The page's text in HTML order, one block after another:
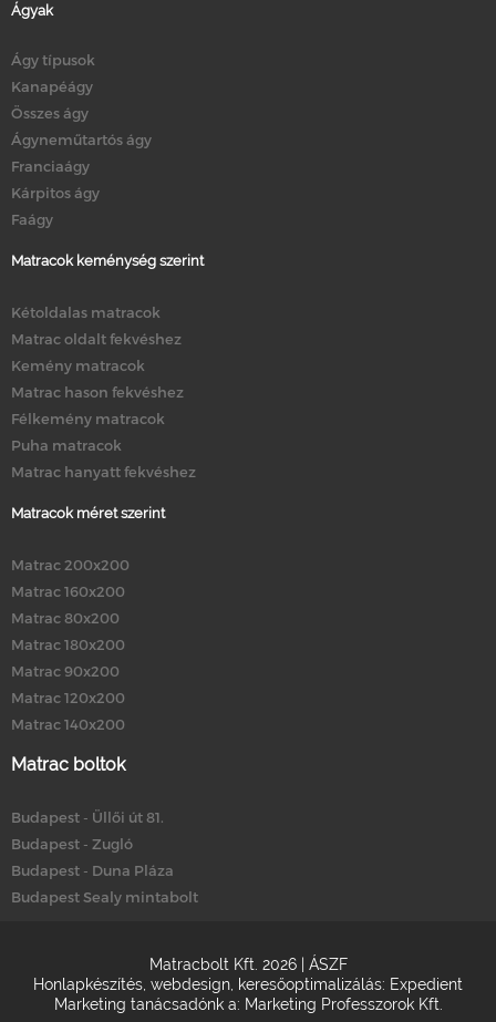
Ágyak
Ágy típusok
Kanapéágy
Összes ágy
Ágyneműtartós ágy
Franciaágy
Kárpitos ágy
Faágy
Matracok keménység szerint
Kétoldalas matracok
Matrac oldalt fekvéshez
Kemény matracok
Matrac hason fekvéshez
Félkemény matracok
Puha matracok
Matrac hanyatt fekvéshez
Matracok méret szerint
Matrac 200x200
Matrac 160x200
Matrac 80x200
Matrac 180x200
Matrac 90x200
Matrac 120x200
Matrac 140x200
Matrac boltok
Budapest - Üllői út 81.
Budapest - Zugló
Budapest - Duna Pláza
Budapest Sealy mintabolt
Matracbolt Kft. 2026 | ÁSZF
Honlapkészítés webdesign keresőoptimalizálás: Expedient
Marketing tanácsadónk a: Marketing Professzorok Kft.